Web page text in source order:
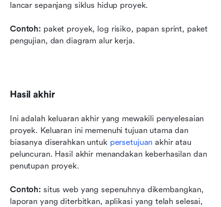
lancar sepanjang siklus hidup proyek.
Contoh: paket proyek, log risiko, papan sprint, paket
pengujian, dan diagram alur kerja.
Hasil akhir
Ini adalah keluaran akhir yang mewakili penyelesaian
proyek. Keluaran ini memenuhi tujuan utama dan
biasanya diserahkan untuk persetujuan akhir atau
peluncuran. Hasil akhir menandakan keberhasilan dan
penutupan proyek.
Contoh: situs web yang sepenuhnya dikembangkan,
laporan yang diterbitkan, aplikasi yang telah selesai,